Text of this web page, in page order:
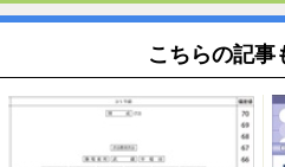
こちらの記事